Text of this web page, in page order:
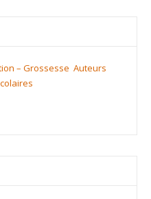
– Grossesse Auteurs